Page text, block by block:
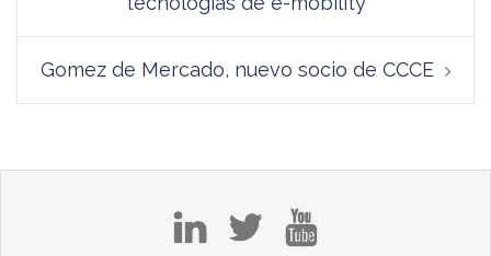
Gomez de Mercado, nuevo socio de CCCE